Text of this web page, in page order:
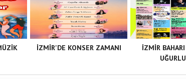
İZMİR'DE KONSER ZAMANI
İZMİR